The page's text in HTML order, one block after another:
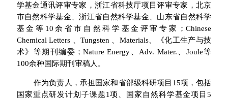
学基金通讯评审专家，浙江省科技厅项目评审专家，北京
市自然科学基金、浙江省自然科学基金、山东省自然科学
基金等10余省市自然科学基金评审专家；Chinese
Chemical Letters 、Tungsten 、 Materials、
《化工生产与技
术》等期刊编委；Nature Energy、 Adv. Mater.、Joule等
100余种国际期刊审稿人。
作为负责人，承担国家和省部级科研项目15项，包括
国家重点研发计划子课题1项、国家自然科学基金项目5